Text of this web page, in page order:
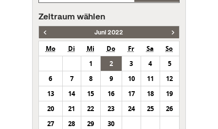
Zeitraum wählen
Juni 2022
Mo Di Mi Do Fr Sa
So
1
2 3 4
5
6
7 8 9 10 11
12
13
14 15 16 17 18
19
20
21 22 23 24 25
26
27
28 29 30